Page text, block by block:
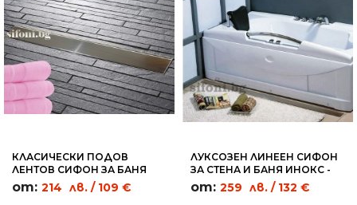
КЛАСИЧЕСКИ ПОДОВ
ЛЕНТОВ СИФОН ЗА БАНЯ
ИНОКС - SC05
от: 214 лв. / 109 €
ЛУКСОЗЕН ЛИНЕЕН СИФОН
ЗА СТЕНА И БАНЯ ИНОКС -
WL05
от: 259 лв. / 132 €